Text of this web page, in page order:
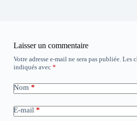
Laisser un commentaire
Votre adresse e-mail ne sera pas publiée. Les
indiqués avec *
Nom *
E-mail *